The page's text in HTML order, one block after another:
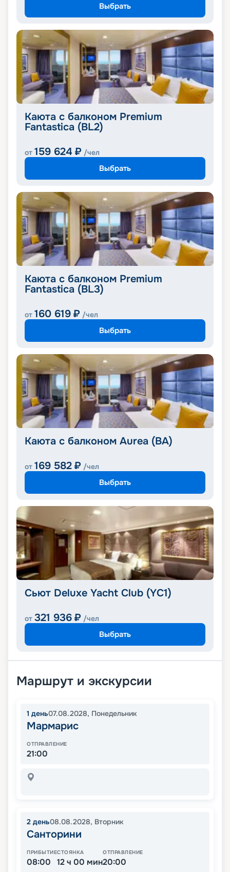
Выбрать
Каюта с балконом Premium
Fantastica (BL2)
от 159 624 ₽ /чел
Выбрать
Каюта с балконом Premium
Fantastica (BL3)
от 160 619 ₽ /чел
Выбрать
Каюта с балконом Aurea (BA)
от 169 582 ₽ /чел
Выбрать
Сьют Deluxe Yacht Club (YC1)
от 321 936 ₽ /чел
Выбрать
Маршрут и экскурсии
1 день07.08.2028, Понедельник
Мармарис
ОТПРАВЛЕНИЕ
21:00
2 день08.08.2028, Вторник
Санторини
ПРИБЫТИЕ
08:00
СТОЯНКА
12 ч 00 мин
ОТПРАВЛЕНИЕ
20:00